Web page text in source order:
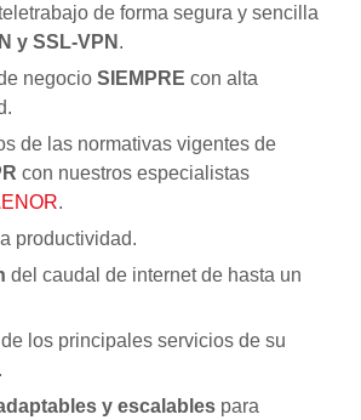
de forma segura y sencilla
y SSL-VPN .
negocio SIEMPRE con alta
de las normativas vigentes de
con nuestros especialistas
.
productividad.
del caudal de internet de hasta un
de los principales servicios de su
y escalables para